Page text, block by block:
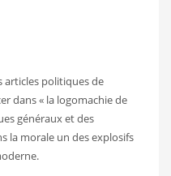
articles politiques de
dans « la logomachie de
généraux et des
la morale un des explosifs